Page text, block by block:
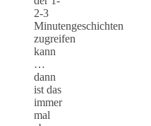
2-3
Minutengeschichten
zugreifen
kann
…
dann
ist das
immer
mal